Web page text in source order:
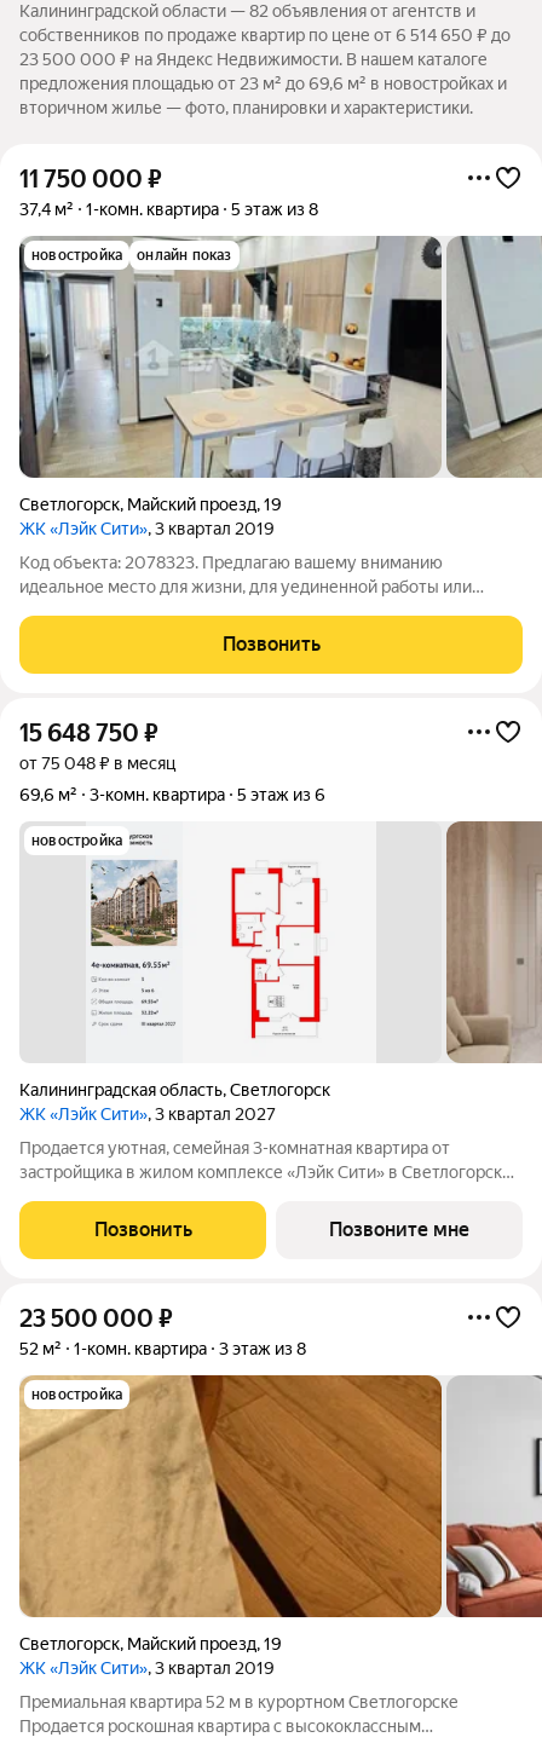
Калининградской области — 82 объявления от агентств и
собственников по продаже квартир по цене от 6 514 650 ₽ до
23 500 000 ₽ на Яндекс Недвижимости. В нашем каталоге
предложения площадью от 23 м² до 69,6 м² в новостройках и
вторичном жилье — фото, планировки и характеристики.
11 750 000 ₽
37,4 м² 1-комн. квартира 5 этаж из 8
новостройка онлайн показ
Светлогорск, Майский проезд,19
ЖК «Лэйк Сити», 3 квартал 2019
Код объекта: 2078323. Предлагаю вашему вниманию
идеальное место для жизни, для уединенной работы или
37,35 м с автономным отоплением на пятом этаже
восьмиэтажного кирпичного дома 2019 г постройки в
Позвонить
15 648 750 ₽
от 75 048 ₽ в месяц
69,6 м²
3-комн. квартира 5 этаж из 6
новостройка
Калининградская область,Светлогорск
ЖК «Лэйк Сити», 3 квартал 2027
Продается уютная, семейная 3-комнатная квартира от
застройщика в жилом комплексе «Лэйк Сити» в Светлогорске.
большая кухня-гостиная 18.85 м, вместительная прихожая 8.07
м. Общая площадь квартиры -
Позвонить Позвоните мне
23 500 000 ₽
52 м² 1-комн. квартира 3 этаж из 8
новостройка
Светлогорск, Майский проезд,19
ЖК «Лэйк Сити», 3 квартал 2019
Премиальная квартира 52 м в курортном Светлогорске
Продается роскошная квартира с высококлассным